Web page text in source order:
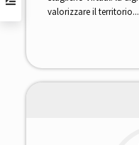
valorizzare il territorio...